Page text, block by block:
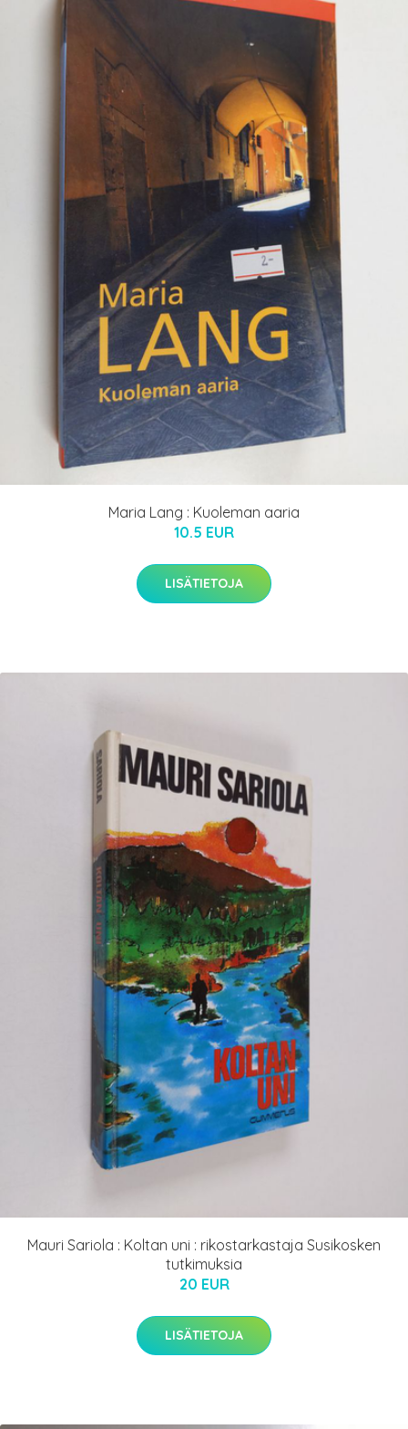
Maria Lang : Kuoleman aaria
10.5 EUR
LISÄTIETOJA
Mauri Sariola : Koltan uni : rikostarkastaja Susikosken
tutkimuksia
20 EUR
LISÄTIETOJA